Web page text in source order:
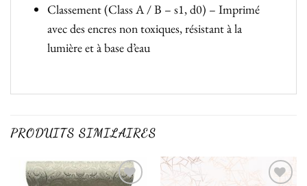
Classement (Class A / B – s1, d0) – Imprimé
avec des encres non toxiques, résistant à la
lumière et à base d’eau
PRODUITS SIMILAIRES